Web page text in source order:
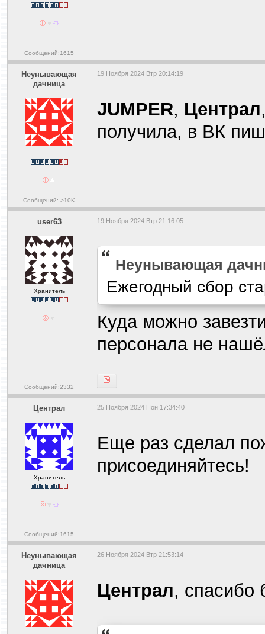
Сообщений:1615
Heyнывaющая
дaчницa
Сообщений: >10K
19 Ноября 2024 Втр 20:14:19
JUMPER, Централ
получила, в ВК
user63
Хранитель
Сообщений:2332
19 Ноября 2024 Втр 21:16:05
Heyнывaющая
Ежегодный сбор
Куда можно
персонала не
Централ
Хранитель
Сообщений:1615
25 Ноября 2024 Пон 17:34:40
Еще раз сделал
присоединяйтесь!
Heyнывaющая
дaчницa
26 Ноября 2024 Втр 21:53:14
Централ, спасибо